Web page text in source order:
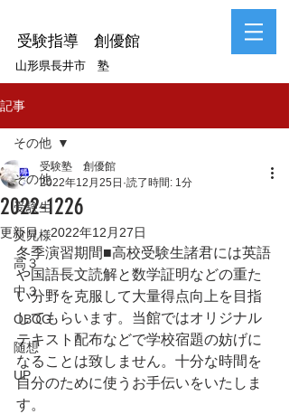
受験指導 創優館
山形県長井市 塾
記事
その他
受験生
父兄様
高３
中３
OBOG
随想
UP
その他
2022-1226
受験塾 創優館
2022年12月25日 読了時間: 1分
更新日：2022年12月27日
冬季演習期間■高校受験生諸君には英語
や国語長文読解と数学証明などの重た
い分野を克服して大量得点向上を目指
してもらいます。当館ではオリジナル
テキスト配布などで学校宿題の妨げに
なることは致しません。十分な時間を
自分のために使うお手伝いをいたしま
す。